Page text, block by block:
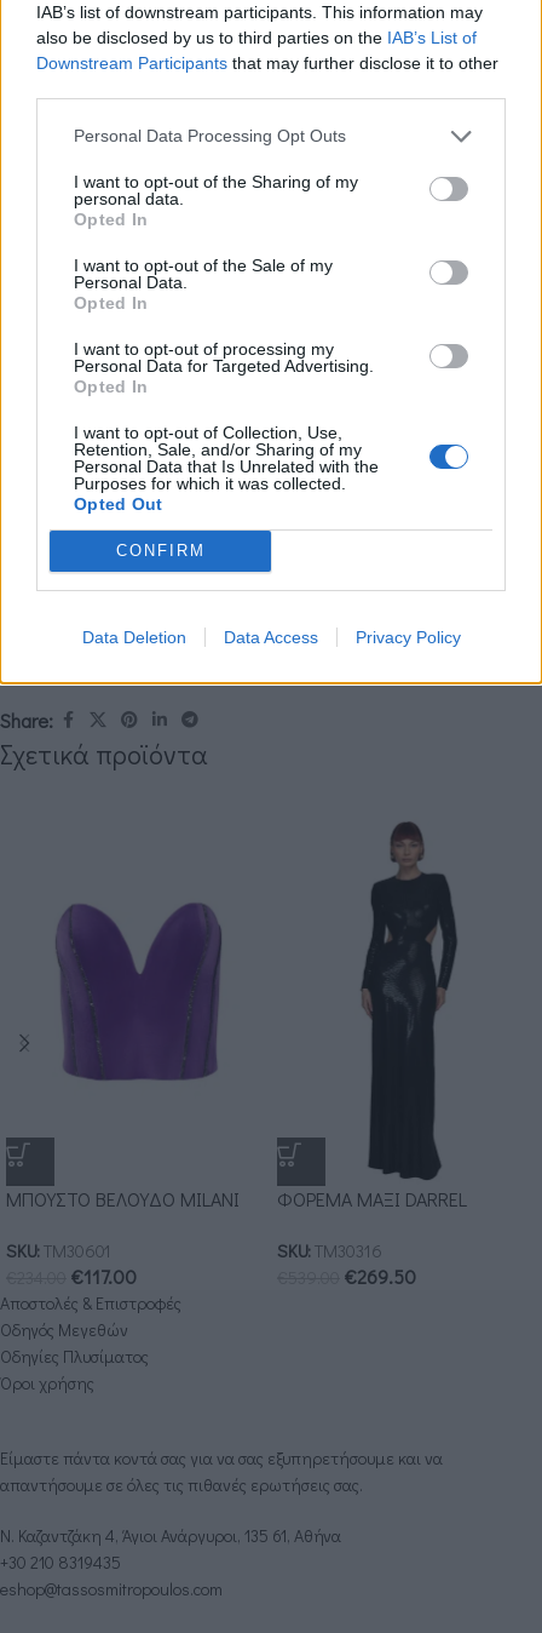
IAB’s list of downstream participants. This information may
also be disclosed by us to third parties on the IAB’s List of
Downstream Participants that may further disclose it to other
Personal Data Processing Opt Outs
I want to opt-out of the Sharing of my
personal data.
Opted In
I want to opt-out of the Sale of my
Personal Data.
Opted In
I want to opt-out of processing my
Personal Data for Targeted Advertising.
Opted In
I want to opt-out of Collection, Use,
Retention, Sale, and/or Sharing of my
Personal Data that Is Unrelated with the
Purposes for which it was collected.
Opted Out
CONFIRM
Data Deletion Data Access Privacy Policy
Κάνε τις αγορές σου εύκολα & γρήγορα με KLARNA
έως 3 άτοκες δόσεις χωρίς πιστωτική κάρτα!
Add to wishlist Size guide
Περιγραφή
100%PES
Διακόσμηση με παγιέτες σε όλη την επιφάνεια για λαμπερό και
Λεπτομέρειες από απαλά φτερά στο τελείωμα για
παιχνιδιάρικη κομψότητα
Ντεκολτέ σε σχέδιο καρδιάς που αναδεικνύει τη θηλυκότητα
Κρυφό φερμουάρ στο πίσω μέρος για άψογη εφαρμογή
Ιδανικό για εντυπωσιακές βραδινές εμφανίσεις και ξεχωριστές
περιστάσεις
Δεν βρίσκω το νούμερο ή το χρώμα που επιθυμώ.
Κατηγορίες:ALL PRODUCTS, FALL/ WINTER, FW 23-24,
ΦΟΡΕΜΑΤΑ / ΟΛΟΣΩΜΕΣ ΦΟΡΜΕΣ
Share:
Σχετικά προϊόντα
ΜΠΟΥΣΤΟ ΒΕΛΟΥΔΟ MILANI
SKU:ΤΜ30601
€117.00
ΦΟΡΕΜΑ ΜΑΞΙ DARREL
SKU:ΤΜ30316
€269.50
Αποστολές & Επιστροφές
Οδηγός Μεγεθών
Οδηγίες Πλυσίματος
Όροι χρήσης
Είμαστε πάντα κοντά σας για να σας εξυπηρετήσουμε και να
απαντήσουμε σε όλες τις πιθανές ερωτήσεις σας.
Ν. Καζαντζάκη 4, Άγιοι Ανάργυροι, 135 61, Αθήνα
+30 210 8319435
eshop@tassosmitropoulos.com